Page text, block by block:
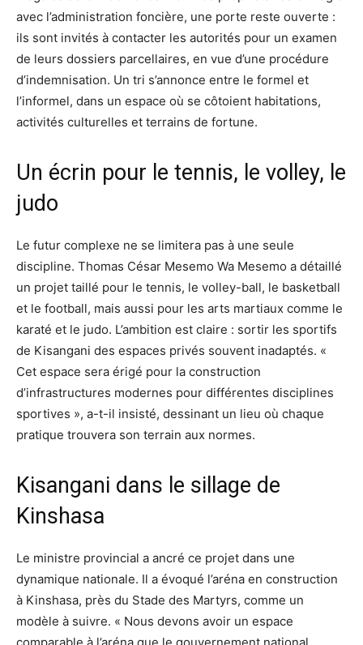
avec l’administration foncière, une porte reste ouverte :
ils sont invités à contacter les autorités pour un examen
de leurs dossiers parcellaires, en vue d’une procédure
d’indemnisation. Un tri s’annonce entre le formel et
l’informel, dans un espace où se côtoient habitations,
activités culturelles et terrains de fortune.
Un écrin pour le tennis, le volley, le
judo
Le futur complexe ne se limitera pas à une seule
discipline. Thomas César Mesemo Wa Mesemo a détaillé
un projet taillé pour le tennis, le volley-ball, le basketball
et le football, mais aussi pour les arts martiaux comme le
karaté et le judo. L’ambition est claire : sortir les sportifs
de Kisangani des espaces privés souvent inadaptés. «
Cet espace sera érigé pour la construction
d’infrastructures modernes pour différentes disciplines
sportives », a-t-il insisté, dessinant un lieu où chaque
pratique trouvera son terrain aux normes.
Kisangani dans le sillage de
Kinshasa
Le ministre provincial a ancré ce projet dans une
dynamique nationale. Il a évoqué l’aréna en construction
à Kinshasa, près du Stade des Martyrs, comme un
modèle à suivre. « Nous devons avoir un espace